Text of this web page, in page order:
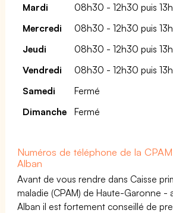
Mardi
08h30 - 12h30 puis
Mercredi
08h30 - 12h30 puis
Jeudi
08h30 - 12h30 puis
Vendredi
08h30 - 12h30 puis
Samedi
Fermé
Dimanche
Fermé
Numéros de téléphone de la
Alban
Avant de vous rendre dans Caisse
maladie (CPAM) de Haute-Garonne -
Alban il est fortement conseillé de